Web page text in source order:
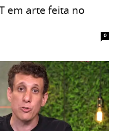
em arte feita no
0